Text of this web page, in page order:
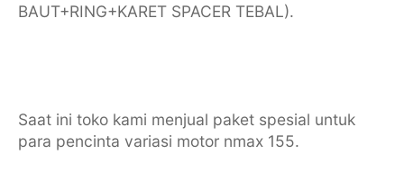
BAUT+RING+KARET SPACER TEBAL).
Saat ini toko kami menjual paket spesial untuk
para pencinta variasi motor nmax 155.